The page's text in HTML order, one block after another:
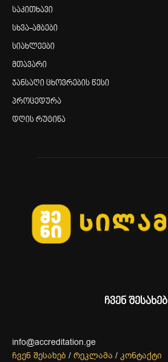
საკითხავი
სხვა-ამბები
სიახლეები
მთავარი
ჯანსაღი ცხოვრების წესი
პროცედურა
დღის რუტინა
ჩვენ შესახებ
info@accreditation.ge
ჩვენ შესახებ / რეკლამა / კონტაქტი